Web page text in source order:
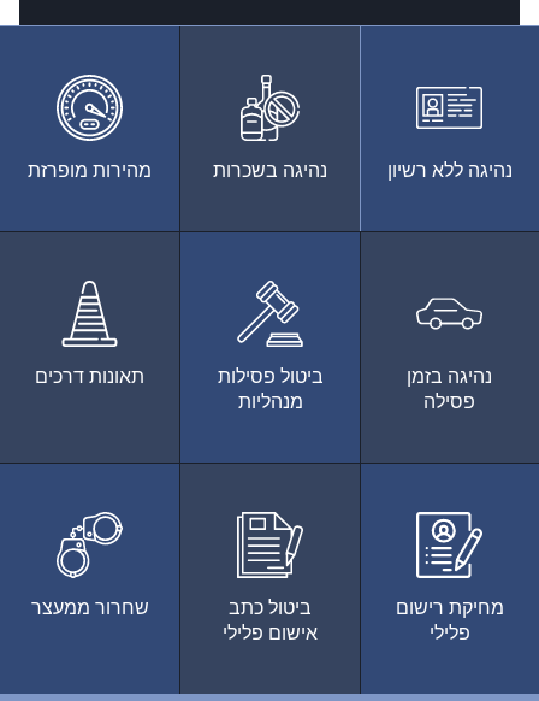
נהיגה ללא רשיון נהיגה בשכרות מהירות מופרזת
נהיגה בזמן
פסילה
ביטול פסילות
מנהליות
תאונות דרכים
מחיקת רישום
פלילי
ביטול כתב
אישום פלילי
שחרור ממעצר